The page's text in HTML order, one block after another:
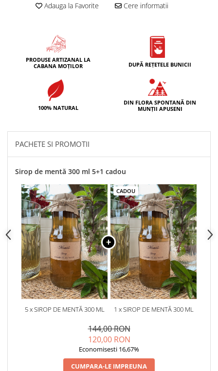
Adauga la Favorite Cere informatii
PRODUSE ARTIZANAL LA
CABANA MOȚILOR
DUPĂ REȚETELE BUNICII
100% NATURAL
DIN FLORA SPONTANĂ DIN
MUNȚII APUSENI
PACHETE SI PROMOTII
Sirop de mentă 300 ml 5+1 cadou
5 x SIROP DE MENTĂ 300 ML
CADOU
1 x SIROP DE MENTĂ 300 ML
144,00 RON
120,00 RON
Economisesti 16,67%
CUMPARA-LE IMPREUNA